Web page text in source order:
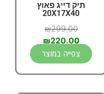
תיק דייג פאוץ
20X17X40
₪299.00
₪220.00
צפייה במוצר